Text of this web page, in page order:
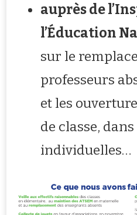
auprès de
l’Éducation
sur le
professeurs
et les
de classe,
individuelles…